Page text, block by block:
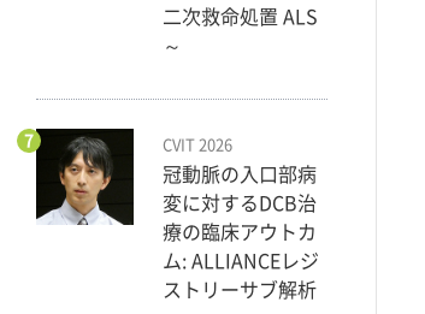
二次救命処置 ALS
～
7 CVIT 2026
冠動脈の入口部病
変に対するDCB治
療の臨床アウトカ
ム: ALLIANCEレジ
ストリーサブ解析